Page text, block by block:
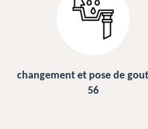
Nettoyage de toiture 56